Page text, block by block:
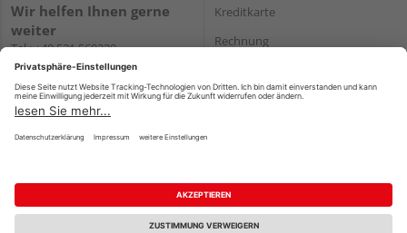
Wir helfen Ihnen gerne
weiter
Tel.:+49 521 560320
E-Mail:shop@holzland-
brinkmann.de
Kreditkarte
Rechnung
Versand
Impressum AGB Widerruf
Datenschutz
Reservierungsbedingungen
Vertrag widerrufen